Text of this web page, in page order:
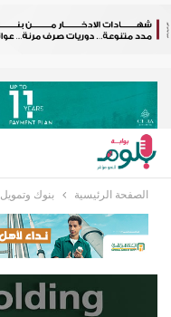
الصفحة الرئيسية بنوك وتمويل